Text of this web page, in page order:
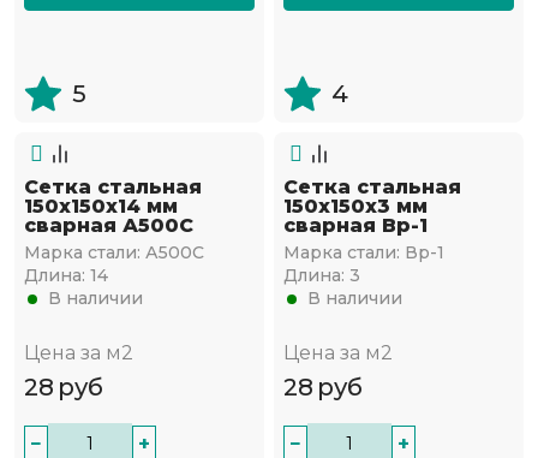
5 4
Сетка стальная
150х150х14 мм
сварная А500С
Марка стали: А500С
Длина: 14
В наличии
Цена за м2
28 руб
− +
Сетка стальная
150х150х3 мм
сварная Вр-1
Марка стали: Вр-1
Длина: 3
В наличии
Цена за м2
28 руб
− +